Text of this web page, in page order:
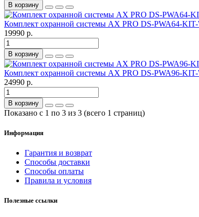
В корзину
Комплект охранной системы AX PRO DS-PWA64-
19990 р.
В корзину
Комплект охранной системы AX PRO DS-PWA96-
24990 р.
В корзину
Показано с 1 по 3 из 3 (всего 1 страниц)
Информация
Гарантия и возврат
Способы доставки
Способы оплаты
Правила и условия
Полезные ссылки